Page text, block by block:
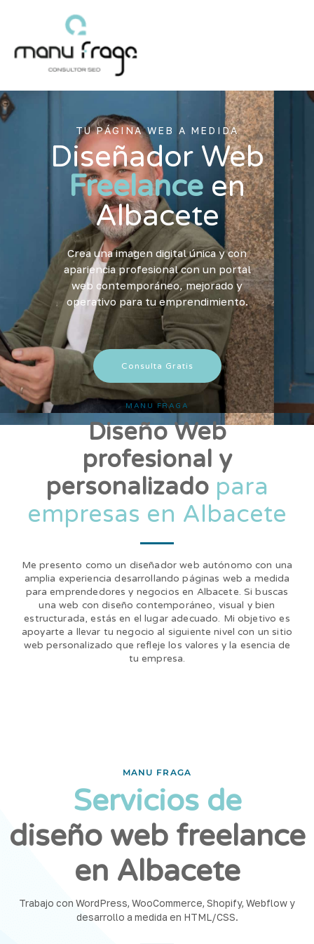
TU PÁGINA WEB A MEDIDA
Diseñador Web
Freelance en
Albacete
Crea una imagen digital única y con
apariencia profesional con un portal
web contemporáneo, mejorado y
operativo para tu emprendimiento.
Consulta Gratis
MANU FRAGA
Diseño Web
profesional y
personalizado para
empresas en Albacete
Me presento como un diseñador web autónomo con una
amplia experiencia desarrollando páginas web a medida
para emprendedores y negocios en Albacete. Si buscas
una web con diseño contemporáneo, visual y bien
estructurada, estás en el lugar adecuado. Mi objetivo es
apoyarte a llevar tu negocio al siguiente nivel con un sitio
web personalizado que refleje los valores y la esencia de
tu empresa.
MANU FRAGA
Servicios de
diseño web freelance
en Albacete
Trabajo con WordPress, WooCommerce, Shopify, Webflow y
desarrollo a medida en HTML/CSS.